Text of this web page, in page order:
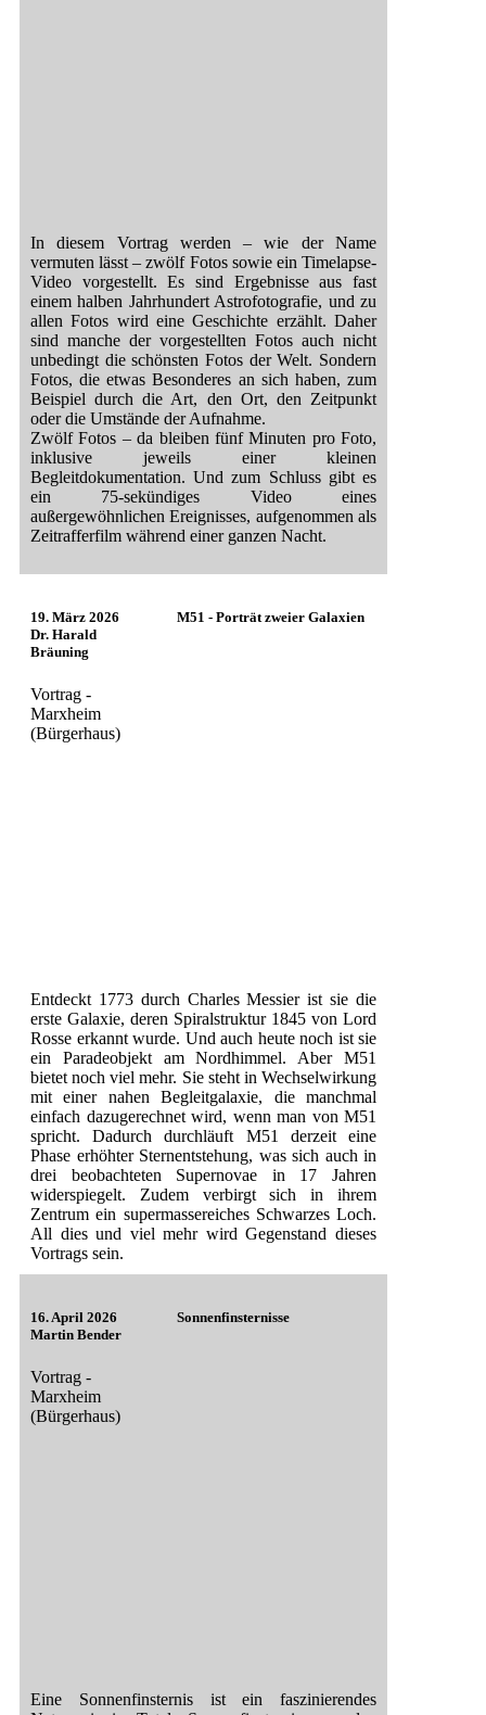
In diesem Vortrag werden – wie der Name
vermuten lässt – zwölf Fotos sowie ein Timelapse-
Video vorgestellt. Es sind Ergebnisse aus fast
einem halben Jahrhundert Astrofotografie, und zu
allen Fotos wird eine Geschichte erzählt. Daher
sind manche der vorgestellten Fotos auch nicht
unbedingt die schönsten Fotos der Welt. Sondern
Fotos, die etwas Besonderes an sich haben, zum
Beispiel durch die Art, den Ort, den Zeitpunkt
oder die Umstände der Aufnahme.
Zwölf Fotos – da bleiben fünf Minuten pro Foto,
inklusive jeweils einer kleinen
Begleitdokumentation. Und zum Schluss gibt es
ein 75-sekündiges Video eines
außergewöhnlichen Ereignisses, aufgenommen als
Zeitrafferfilm während einer ganzen Nacht.
19. März 2026
Dr. Harald
Bräuning
Vortrag -
Marxheim
(Bürgerhaus)
M51 - Porträt zweier Galaxien
Entdeckt 1773 durch Charles Messier ist sie die
erste Galaxie, deren Spiralstruktur 1845 von Lord
Rosse erkannt wurde. Und auch heute noch ist sie
ein Paradeobjekt am Nordhimmel. Aber M51
bietet noch viel mehr. Sie steht in Wechselwirkung
mit einer nahen Begleitgalaxie, die manchmal
einfach dazugerechnet wird, wenn man von M51
spricht. Dadurch durchläuft M51 derzeit eine
Phase erhöhter Sternentstehung, was sich auch in
drei beobachteten Supernovae in 17 Jahren
widerspiegelt. Zudem verbirgt sich in ihrem
Zentrum ein supermassereiches Schwarzes Loch.
All dies und viel mehr wird Gegenstand dieses
Vortrags sein.
16. April 2026
Martin Bender
Vortrag -
Marxheim
(Bürgerhaus)
Sonnenfinsternisse
Eine Sonnenfinsternis ist ein faszinierendes